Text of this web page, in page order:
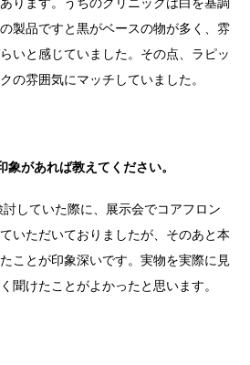
製品ですと黒がベースの物が多く、雰
いと感じていました。その点、ラピッ
の雰囲気にマッチしていました。
があれば教えてください。
していた際に、展示会でコアフロン
いただいておりましたが、そのあと本
ことが印象深いです。実物を実際に見
聞けたことがよかったと思います。